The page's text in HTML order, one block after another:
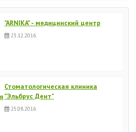
"ARNIKA" - медицинский центр
23.12.2016
Стоматологическая клиника
"Эльбрус Дент"
25.08.2016